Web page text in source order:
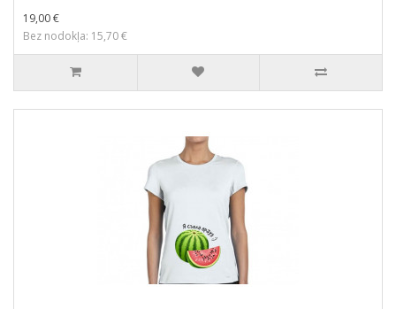
19,00 €
Bez nodokļa: 15,70 €